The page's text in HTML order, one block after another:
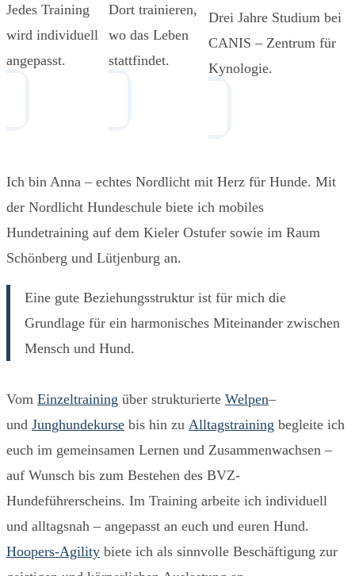
Jedes Training
wird individuell
angepasst.
Dort trainieren,
wo das Leben
stattfindet.
Drei Jahre Studium bei
CANIS – Zentrum für
Kynologie.
Ich bin Anna – echtes Nordlicht mit Herz für Hunde. Mit
der Nordlicht Hundeschule biete ich mobiles
Hundetraining auf dem Kieler Ostufer sowie im Raum
Schönberg und Lütjenburg an.
Eine gute Beziehungsstruktur ist für mich die
Grundlage für ein harmonisches Miteinander zwischen
Mensch und Hund.
Vom Einzeltraining über strukturierte Welpen–
und Junghundekurse bis hin zu Alltagstraining begleite ich
euch im gemeinsamen Lernen und Zusammenwachsen –
auf Wunsch bis zum Bestehen des BVZ-
Hundeführerscheins. Im Training arbeite ich individuell
und alltagsnah – angepasst an euch und euren Hund.
Hoopers-Agility biete ich als sinnvolle Beschäftigung zur